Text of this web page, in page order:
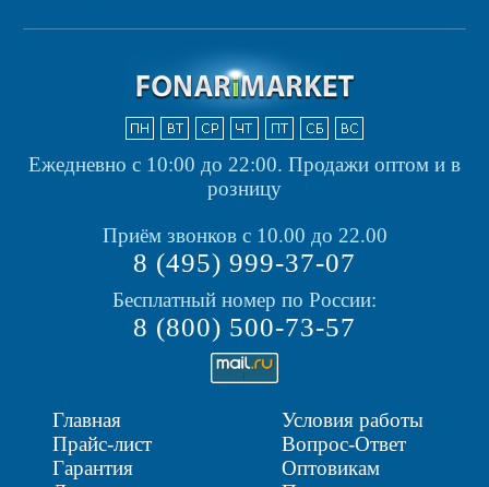
Ежедневно с 10:00 до 22:00. Продажи оптом и в
розницу
Приём звонков с 10.00 до 22.00
8 (495) 999-37-07
Бесплатный номер по России:
8 (800) 500-73-57
Главная
Прайс-лист
Гарантия
Условия работы
Вопрос-Ответ
Оптовикам